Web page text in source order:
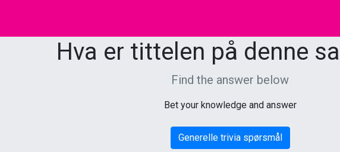
Hva er tittelen på denne
Find the answer below
Bet your knowledge and answer
Generelle trivia spørsmål